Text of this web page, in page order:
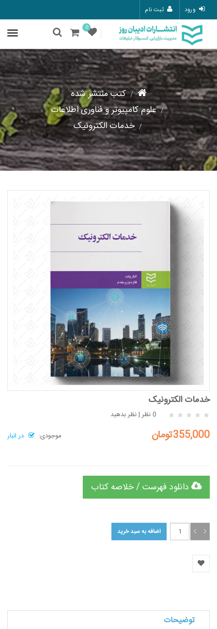
ورود ثبت نام
0
کتب منتشر شده
علوم کامپیوتر و فناوری اطلاعات
خدمات الکترونیک
خدمات الکترونیک
0 نظر |نظر بدهید
موجودی:
در انبار 355,000تومان
دانلود فهرست / خلاصه کتاب
توضیحات